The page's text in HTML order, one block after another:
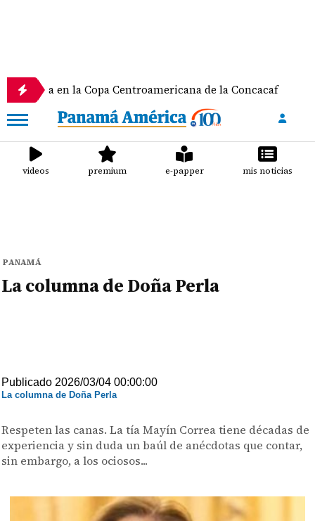
en la Copa Centroamericana de la Concacaf
videos premium e-papper mis noticias
PANAMÁ
La columna de Doña Perla
Publicado 2026/03/04 00:00:00
La columna de Doña Perla
Respeten las canas. La tía Mayín Correa tiene décadas de
experiencia y sin duda un baúl de anécdotas que contar,
sin embargo, a los ociosos...